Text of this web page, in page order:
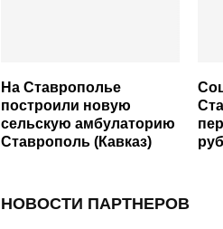
На Ставрополье
построили новую
сельскую амбулаторию
Ставрополь (Кавказ)
НОВОСТИ ПАРТНЕРОВ